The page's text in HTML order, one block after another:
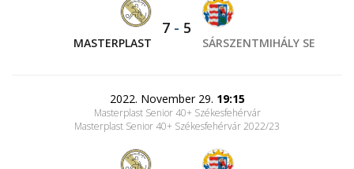
MASTERPLAST
7 - 5
SÁRSZENTMIHÁLY SE
2022. November 29. 19:15
Masterplast Senior 40+ Székesfehérvár
Masterplast Senior 40+ Székesfehérvár 2022/23